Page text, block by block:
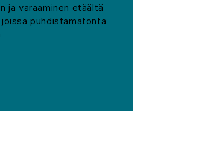
ja varaaminen etäältä
puhdistamatonta